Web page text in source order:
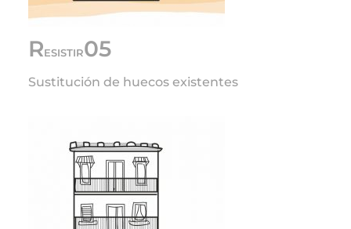
RESISTIR05
Sustitución de huecos existentes